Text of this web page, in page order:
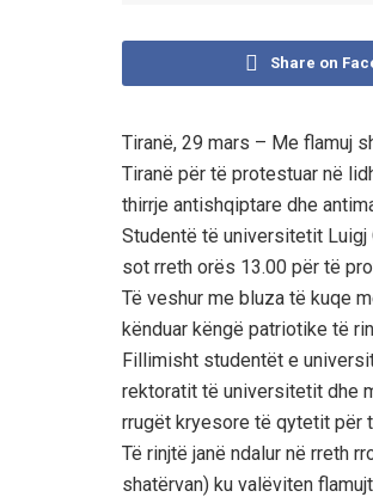
Share on
Tiranë, 29 mars – Me flamuj
Tiranë për të protestuar në
thirrje antishqiptare dhe
Studentë të universitetit Luigj
sot rreth orës 13.00 për të
Të veshur me bluza të kuqe
kënduar këngë patriotike të
Fillimisht studentët e
rektoratit të universitetit dhe
rrugët kryesore të qytetit për
Të rinjtë janë ndalur në rreth
shatërvan) ku valëviten